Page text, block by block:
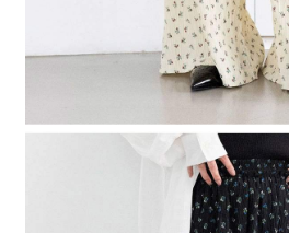
「AFTEE先享後付」，若未經同意申辦者引
４．使用「AFTEE先享後付」時，將依據個
時審查核予不同之上限額度；若仍有額度不
５．嚴禁一人註冊多個帳號或使用他人資訊
恩沛科技股份有限公司將有權停止該用戶之